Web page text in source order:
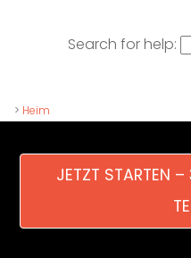
Search for help:
> Heim
JETZT STARTEN